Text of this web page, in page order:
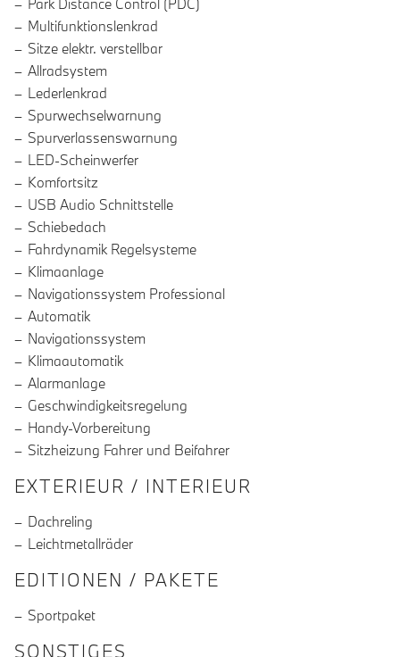
Park Distance Control (PDC)
Multifunktionslenkrad
Sitze elektr. verstellbar
Allradsystem
Lederlenkrad
Spurwechselwarnung
Spurverlassenswarnung
LED-Scheinwerfer
Komfortsitz
USB Audio Schnittstelle
Schiebedach
Fahrdynamik Regelsysteme
Klimaanlage
Navigationssystem Professional
Automatik
Navigationssystem
Klimaautomatik
Alarmanlage
Geschwindigkeitsregelung
Handy-Vorbereitung
Sitzheizung Fahrer und Beifahrer
EXTERIEUR / INTERIEUR
Dachreling
Leichtmetallräder
EDITIONEN / PAKETE
Sportpaket
SONSTIGES